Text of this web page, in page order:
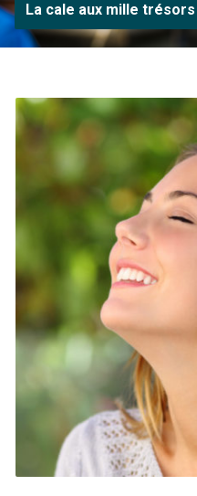
La cale aux mille trésors